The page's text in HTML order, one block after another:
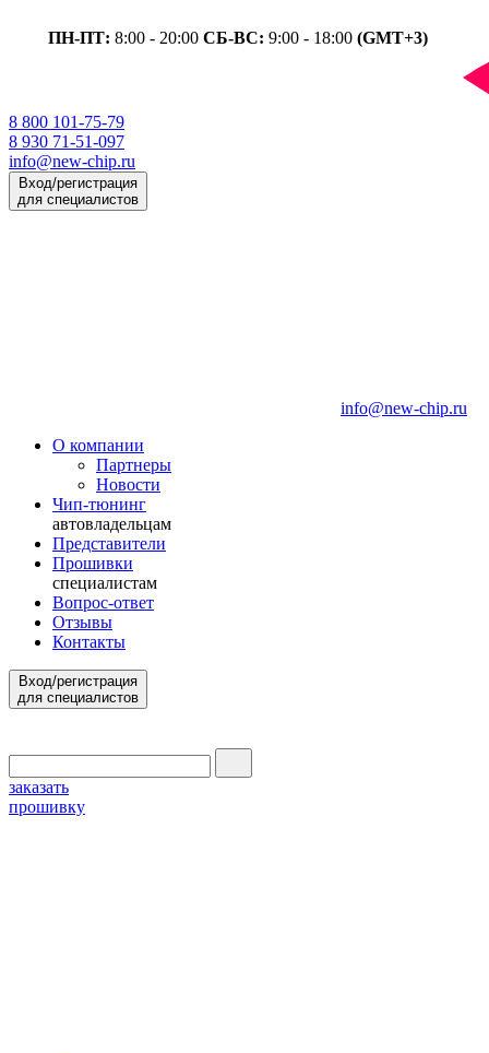
ПН-ПТ: 8:00 - 20:00 СБ-ВС: 9:00 - 18:00 (GMT+3)
8 800 101-75-79
8 930 71-51-097
info@new-chip.ru
Вход/регистрация
для специалистов
info@new-chip.ru
О компании
Партнеры
Новости
Чип-тюнинг
автовладельцам
Представители
Прошивки
специалистам
Вопрос-ответ
Отзывы
Контакты
Вход/регистрация
для специалистов
заказать
прошивку